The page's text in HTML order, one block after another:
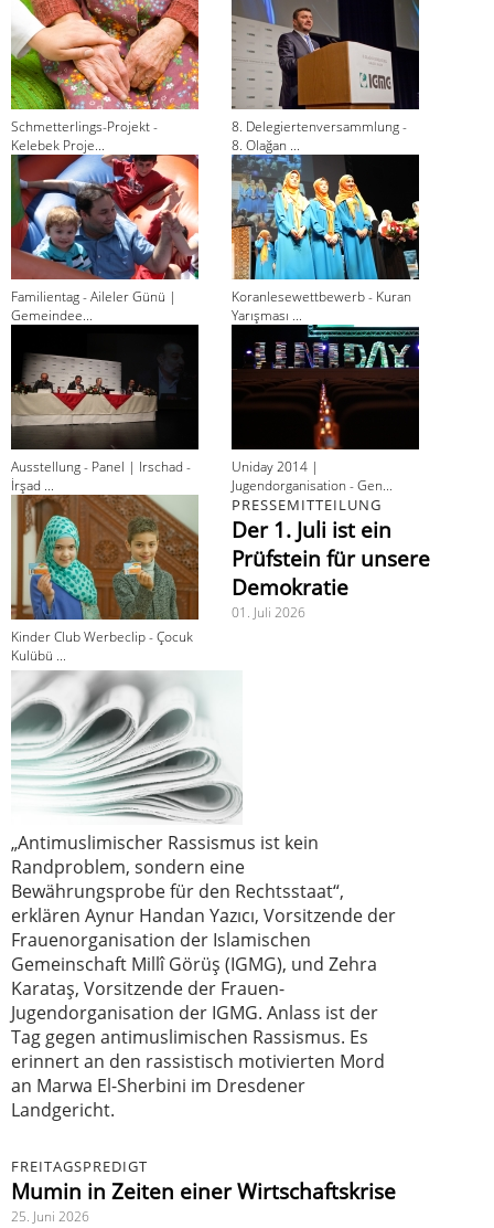
Schmetterlings-Projekt -
Kelebek Proje...
8. Delegiertenversammlung -
8. Olağan ...
Familientag - Aileler Günü |
Gemeindee...
Koranlesewettbewerb - Kuran
Yarışması ...
Ausstellung - Panel | Irschad -
İrşad ...
Uniday 2014 |
Jugendorganisation - Gen...
Kinder Club Werbeclip - Çocuk
Kulübü ...
PRESSEMITTEILUNG
Der 1. Juli ist ein
Prüfstein für unsere
Demokratie
01. Juli 2026
„Antimuslimischer Rassismus ist kein
Randproblem, sondern eine
Bewährungsprobe für den Rechtsstaat“,
erklären Aynur Handan Yazıcı, Vorsitzende der
Frauenorganisation der Islamischen
Gemeinschaft Millî Görüş (IGMG), und Zehra
Karataş, Vorsitzende der Frauen-
Jugendorganisation der IGMG. Anlass ist der
Tag gegen antimuslimischen Rassismus. Es
erinnert an den rassistisch motivierten Mord
an Marwa El-Sherbini im Dresdener
Landgericht.
FREITAGSPREDIGT
Mumin in Zeiten einer Wirtschaftskrise
25. Juni 2026